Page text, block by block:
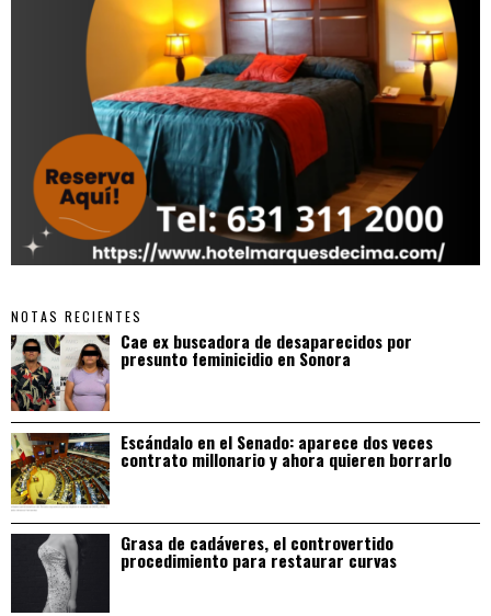
NOTAS RECIENTES
Cae ex buscadora de desaparecidos por
presunto feminicidio en Sonora
Escándalo en el Senado: aparece dos veces
contrato millonario y ahora quieren borrarlo
Grasa de cadáveres, el controvertido
procedimiento para restaurar curvas